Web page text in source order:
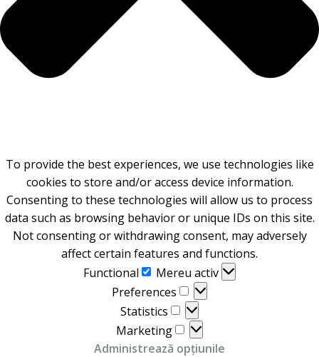
To provide the best experiences, we use technologies like
cookies to store and/or access device information.
Consenting to these technologies will allow us to process
data such as browsing behavior or unique IDs on this site.
Not consenting or withdrawing consent, may adversely
affect certain features and functions.
Functional
Functional
Mereu activ
Preferences
Preferences
Statistics
Statistics
Marketing
Marketing
Administrează opțiunile